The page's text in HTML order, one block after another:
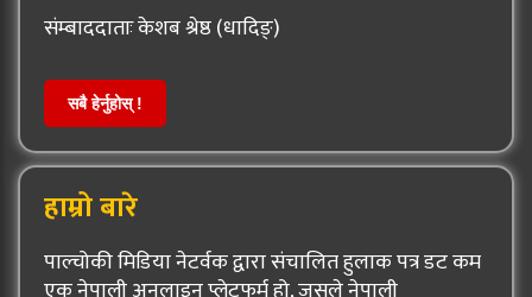
संम्बाददाताः केशब श्रेष्ठ (धादिङ्)
सबै हेर्नुहोस् !
हाम्रो बारे
पाल्चोकी मिडिया नेटर्वक द्वारा संचालित हुलाक पत्र डट कम